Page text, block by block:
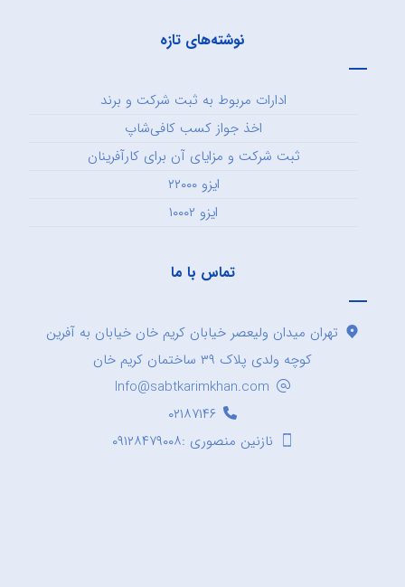
نوشته‌های تازه
ادارات مربوط به ثبت شرکت و برند
اخذ جواز کسب کافی‌شاپ
ثبت شرکت و مزایای آن برای کارآفرینان
ایزو ۲۲۰۰۰
ایزو ۱۰۰۰۲
تماس با ما
تهران میدان ولیعصر خیابان کریم خان خیابان به آفرین
کوچه ولدی پلاک ۳۹ ساختمان کریم خان
Info@sabtkarimkhan.com
۰۲۱۸۷۱۴۶
نازنین منصوری :۰۹۱۲۸۴۷۹۰۰۸